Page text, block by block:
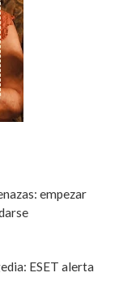
empezar
ESET alerta